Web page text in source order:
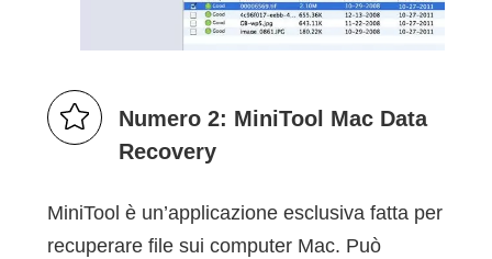
Numero 2: MiniTool Mac Data
Recovery
MiniTool è un’applicazione esclusiva fatta per
recuperare file sui computer Mac. Può